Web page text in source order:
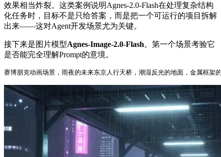
效果相当炸裂。这类案例说明Agnes-2.0-Flash在处理复杂结构
化任务时，目标不是只给答案，而是把一个可运行的项目拆解
出来——这对Agent开发场景尤为关键。
接下来是图片模型Agnes-Image-2.0-Flash。第一个场景考验它
是否能完全理解Prompt的意境。
赛博朋克动画场景，雨夜的未来东京人行天桥，潮湿反光的地面，金属框